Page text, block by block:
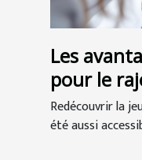
Les
pour le
visage
Redécouvrir la
été aussi